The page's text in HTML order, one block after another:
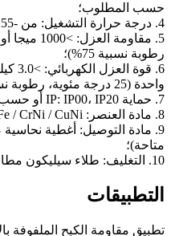
حسب المطلوب؛
4. درجة حرارة التشغيل: من -55 درجة مئوية إلى +225 درجة مئوية؛
رطوبة نسبية 75%)؛
واحدة (25 درجة مئوية، رطوبة نسبية 75%)؛
7. حماية IP: IP00، IP20 أو حسب المطلوب؛
8. مادة العنصر: OCR25AL5 / CrAlFe / CrNi / CuNi؛
9. مادة التوصيل: أغطية
متاحة)؛
10. التغليف: طلاء سيليكون مطابق.
التطبيقات
تطبيق مقاومة الكبح الملفوفة